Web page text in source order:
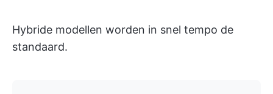
Hybride modellen worden in snel tempo de
standaard.